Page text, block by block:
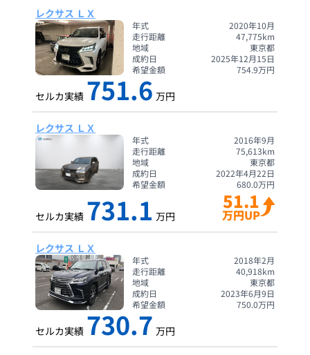
レクサス ＬＸ
年式
2020年10月
走行距離
47,775km
地域
東京都
成約日
2025年12月15日
希望金額
754.9万円
セルカ実績 751.6 万円
レクサス ＬＸ
年式
2016年9月
走行距離
75,613km
地域
東京都
成約日
2022年4月22日
希望金額
680.0万円
セルカ実績 731.1 万円
51.1
万円UP
レクサス ＬＸ
年式
2018年2月
走行距離
40,918km
地域
東京都
成約日
2023年6月9日
希望金額
750.0万円
セルカ実績 730.7 万円